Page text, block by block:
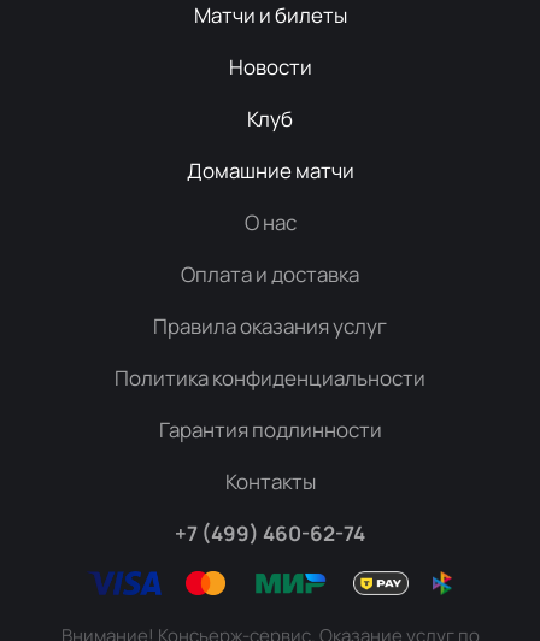
Матчи и билеты
Новости
Клуб
Домашние матчи
О нас
Оплата и доставка
Правила оказания услуг
Политика конфиденциальности
Гарантия подлинности
Контакты
+7 (499) 460-62-74
Внимание! Консьерж-сервис. Оказание услуг по